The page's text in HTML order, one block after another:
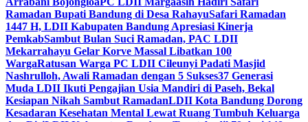
Ramadan Bupati Bandung di Desa RahayuSafari Ramadan
1447 H, LDII Kabupaten Bandung Apresiasi Kinerja
PemkabSambut Bulan Suci Ramadan, PAC LDII
Mekarrahayu Gelar Korve Massal Libatkan 100
WargaRatusan Warga PC LDII Cileunyi Padati Masjid
Nashrulloh, Awali Ramadan dengan 5 Sukses37 Generasi
Muda LDII Ikuti Pengajian Usia Mandiri di Paseh, Bekal
Kesiapan Nikah Sambut RamadanLDII Kota Bandung Dorong
Kesadaran Kesehatan Mental Lewat Ruang Tumbuh Keluarga